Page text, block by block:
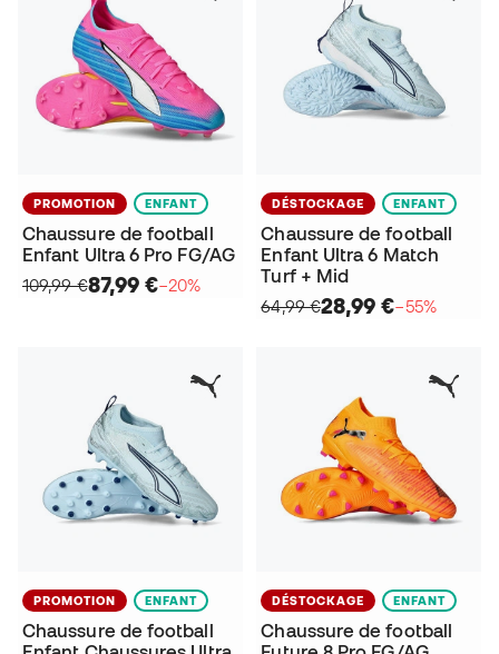
PROMOTION ENFANT
Chaussure de football
Enfant Ultra 6 Pro FG/AG
109,99 €87,99 €−20%
DÉSTOCKAGE ENFANT
Chaussure de football
Enfant Ultra 6 Match
Turf + Mid
64,99 €28,99 €−55%
PROMOTION ENFANT
Chaussure de football
DÉSTOCKAGE ENFANT
Chaussure de football